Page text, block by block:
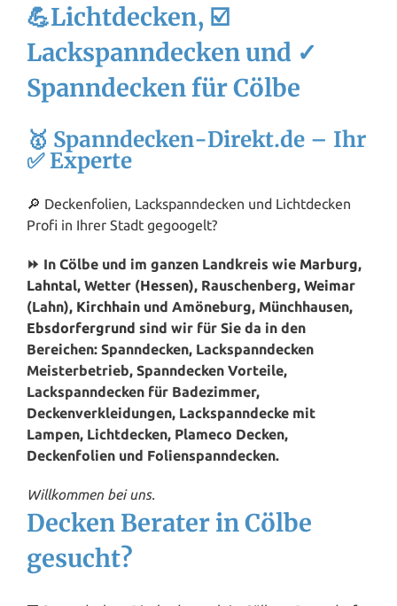
💪Lichtdecken, ☑️
Lackspanndecken und ✓
Spanndecken für Cölbe
🥇 Spanndecken-Direkt.de – Ihr
✅ Experte
🔎 Deckenfolien, Lackspanndecken und Lichtdecken
Profi in Ihrer Stadt gegoogelt?
⏩ In Cölbe und im ganzen Landkreis wie Marburg,
Lahntal, Wetter (Hessen), Rauschenberg, Weimar
(Lahn), Kirchhain und Amöneburg, Münchhausen,
Ebsdorfergrund sind wir für Sie da in den
Bereichen: Spanndecken, Lackspanndecken
Meisterbetrieb, Spanndecken Vorteile,
Lackspanndecken für Badezimmer,
Deckenverkleidungen, Lackspanndecke mit
Lampen, Lichtdecken, Plameco Decken,
Deckenfolien und Folienspanndecken.
Willkommen bei uns.
Decken Berater in Cölbe
gesucht?